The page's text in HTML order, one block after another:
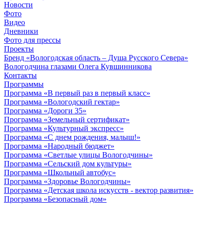
Новости
Фото
Видео
Дневники
Фото для прессы
Проекты
Бренд «Вологодская область – Душа Русского Севера»
Вологодчина глазами Олега Кувшинникова
Контакты
Программы
Программа «В первый раз в первый класс»
Программа «Вологодский гектар»
Программа «Дороги 35»
Программа «Земельный сертификат»
Программа «Культурный экспресс»
Программа «С днем рождения, малыш!»
Программа «Народный бюджет»
Программа «Светлые улицы Вологодчины»
Программа «Сельский дом культуры»
Программа «Школьный автобус»
Программа «Здоровье Вологодчины»
Программа «Детская школа искусств - вектор развития»
Программа «Безопасный дом»